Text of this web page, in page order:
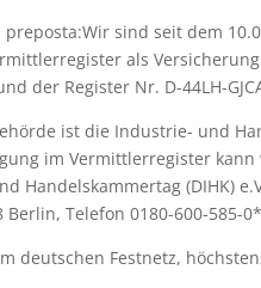
sind seit dem
als
der Register Nr. D-44LH-
ist die Industrie- und
im Vermittlerregister
Handelskammertag (DIHK)
Berlin, Telefon 0180-600-
deutschen Festnetz,